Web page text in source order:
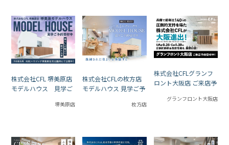
株式会社CFL 堺美原店
モデルハウス 見学ご
堺美原店
株式会社CFLの枚方店
モデルハウス 見学ご予
枚方店
株式会社CFLグランフ
ロント大阪店 ご来店予
グランフロント大阪店